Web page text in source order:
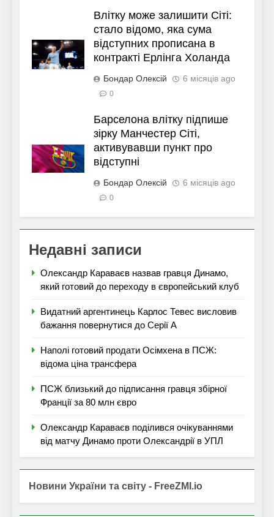
Влітку може залишити Сіті:
стало відомо, яка сума
відступних прописана в
контракті Ерлінга Холанда
Бондар Олексій 6 місяців ago
0
Барселона влітку підпише
зірку Манчестер Сіті,
активувавши пункт про
відступні
Бондар Олексій 6 місяців ago
0
Недавні записи
Олександр Караваєв назвав гравця Динамо,
який готовий до переходу в європейський клуб
Видатний аргентинець Карлос Тевес висловив
бажання повернутися до Серії А
Наполі готовий продати Осімхена в ПСЖ:
відома ціна трансфера
ПСЖ близький до підписання гравця збірної
Франції за 80 млн євро
Олександр Караваєв поділився очікуваннями
від матчу Динамо проти Олександрії в УПЛ
Новини України та світу - FreeZMI.io